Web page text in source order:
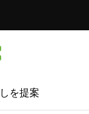
を提案